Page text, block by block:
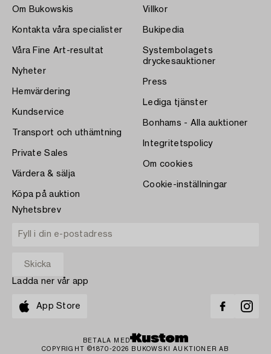
Om Bukowskis
Kontakta våra specialister
Våra Fine Art-resultat
Nyheter
Hemvärdering
Kundservice
Transport och uthämtning
Private Sales
Värdera & sälja
Köpa på auktion
Villkor
Bukipedia
Systembolagets
dryckesauktioner
Press
Lediga tjänster
Bonhams - Alla auktioner
Integritetspolicy
Om cookies
Cookie-inställningar
Nyhetsbrev
Ladda ner vår app
App Store
BETALA MED
COPYRIGHT ©1870-2026 BUKOWSKI AUKTIONER AB